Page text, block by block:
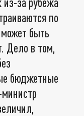
по
быть
Дело в том,
бюджетные